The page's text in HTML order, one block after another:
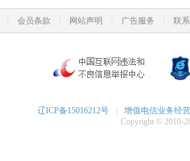
会员条款 网站声明 广告服务 联
辽ICP备15016212号
增值电信业务经
Copyright © 2010-